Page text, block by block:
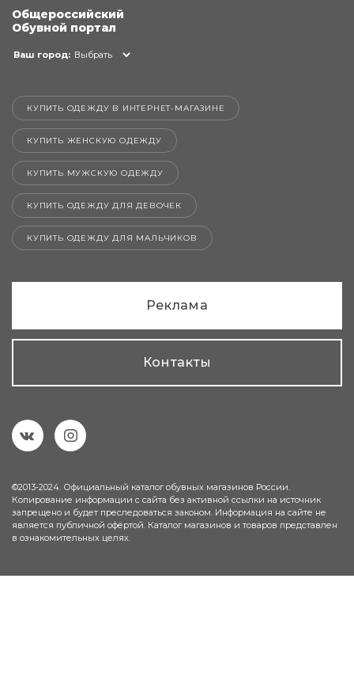
Общероссийский
Обувной портал
Ваш город: Выбрать
КУПИТЬ ОДЕЖДУ В ИНТЕРНЕТ-МАГАЗИНЕ
КУПИТЬ ЖЕНСКУЮ ОДЕЖДУ
КУПИТЬ МУЖСКУЮ ОДЕЖДУ
КУПИТЬ ОДЕЖДУ ДЛЯ ДЕВОЧЕК
КУПИТЬ ОДЕЖДУ ДЛЯ МАЛЬЧИКОВ
Реклама
Контакты
©2013-2024. Официальный каталог обувных магазинов России.
Копирование информации с сайта без активной ссылки на источник
запрещено и будет преследоваться законом. Информация на сайте не
является публичной офёртой. Каталог магазинов и товаров представлен
в ознакомительных целях.